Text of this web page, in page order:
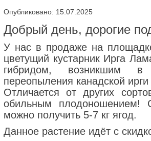
Опубликовано: 15.07.2025
Добрый день, дорогие
У нас в продаже на
цветущий кустарник Ирга
гибридом, возникшим
переопыления канадской
Отличается от других
обильным плодоношением!
можно получить 5-7 кг ягод.
Данное растение идёт с